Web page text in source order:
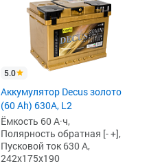
5.0
Аккумулятор Decus золото
(60 Ah) 630A, L2
Ёмкость 60 А·ч,
Полярность обратная [- +],
Пусковой ток 630 А,
242x175x190